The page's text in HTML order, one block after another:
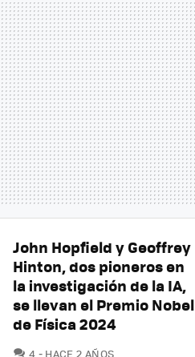
John Hopfield y Geoffrey
Hinton, dos pioneros en
la investigación de la IA,
se llevan el Premio Nobel
de Física 2024
4 COMENTARIOS
HACE 2 AÑOS